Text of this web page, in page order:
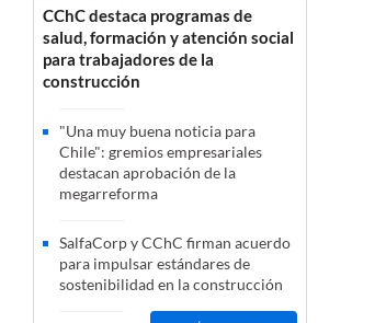
CChC destaca programas de
salud, formación y atención social
para trabajadores de la
construcción
"Una muy buena noticia para
Chile": gremios empresariales
destacan aprobación de la
megarreforma
SalfaCorp y CChC firman acuerdo
para impulsar estándares de
sostenibilidad en la construcción